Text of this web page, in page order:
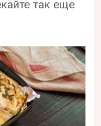
так еще